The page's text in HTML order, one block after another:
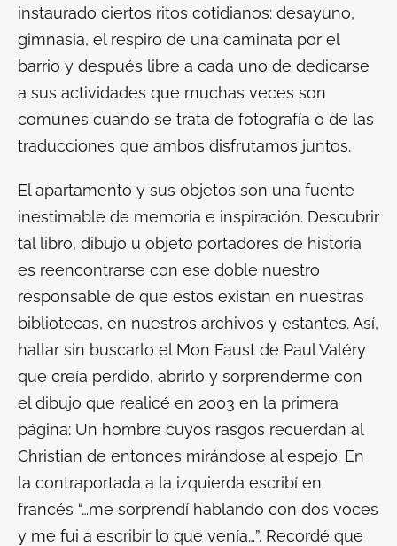
instaurado ciertos ritos cotidianos: desayuno,
gimnasia, el respiro de una caminata por el
barrio y después libre a cada uno de dedicarse
a sus actividades que muchas veces son
comunes cuando se trata de fotografía o de las
traducciones que ambos disfrutamos juntos.
El apartamento y sus objetos son una fuente
inestimable de memoria e inspiración. Descubrir
tal libro, dibujo u objeto portadores de historia
es reencontrarse con ese doble nuestro
responsable de que estos existan en nuestras
bibliotecas, en nuestros archivos y estantes. Así,
hallar sin buscarlo el Mon Faust de Paul Valéry
que creía perdido, abrirlo y sorprenderme con
el dibujo que realicé en 2003 en la primera
página: Un hombre cuyos rasgos recuerdan al
Christian de entonces mirándose al espejo. En
la contraportada a la izquierda escribí en
francés “…me sorprendí hablando con dos voces
y me fui a escribir lo que venía…”. Recordé que